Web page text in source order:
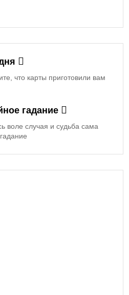
что карты приготовили вам
гадание
воле случая и судьба сама